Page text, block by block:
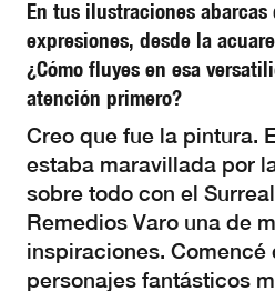
En tus ilustraciones
expresiones, desde la
¿Cómo fluyes en esa
atención primero?
Creo que fue la pintura.
estaba maravillada por
sobre todo con el
Remedios Varo una de
inspiraciones. Comencé
personajes fantásticos